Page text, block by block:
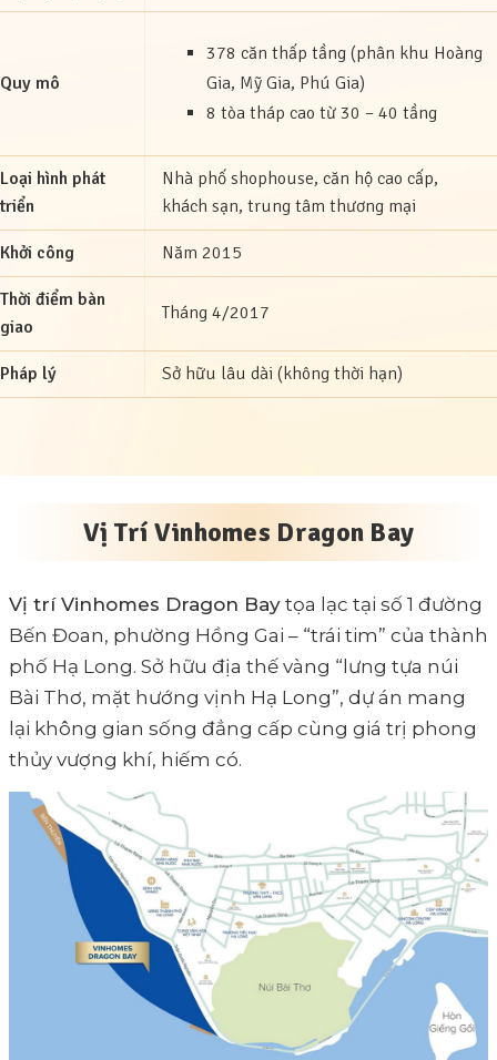
Quy mô
378 căn thấp tầng (phân khu Hoàng
Gia, Mỹ Gia, Phú Gia)
8 tòa tháp cao từ 30 – 40 tầng
Loại hình phát
triển
Nhà phố shophouse, căn hộ cao cấp,
khách sạn, trung tâm thương mại
Khởi công Năm 2015
Thời điểm bàn
giao
Tháng 4/2017
Pháp lý Sở hữu lâu dài (không thời hạn)
Vị Trí Vinhomes Dragon Bay
Vị trí Vinhomes Dragon Bay tọa lạc tại số 1 đường
Bến Đoan, phường Hồng Gai – “trái tim” của thành
phố Hạ Long. Sở hữu địa thế vàng “lưng tựa núi
Bài Thơ, mặt hướng vịnh Hạ Long”, dự án mang
lại không gian sống đẳng cấp cùng giá trị phong
thủy vượng khí, hiếm có.